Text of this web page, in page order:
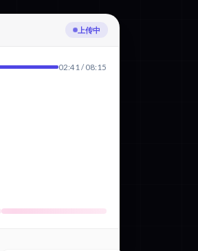
正在转录芬兰语
02:41 / 08:15